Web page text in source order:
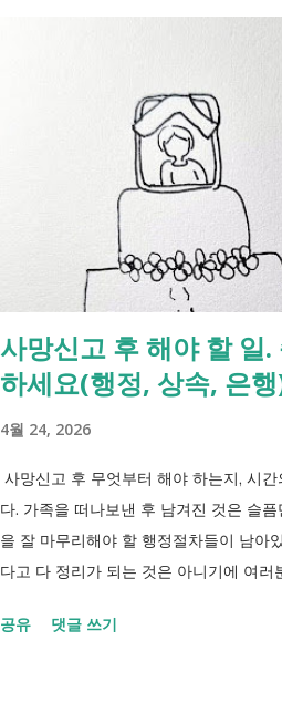
사망신고 후 해야 할 일
하세요(행정, 상속, 은
4월 24, 2026
사망신고 후 무엇부터 해야 하는지, 시
다. 가족을 떠나보낸 후 남겨진 것은 슬
을 잘 마무리해야 할 행정절차들이 남아
다고 다 정리가 되는 것은 아니기에 여
처리까지 이 흐름만 따라가시면 됩니다.
공유 댓글 쓰기